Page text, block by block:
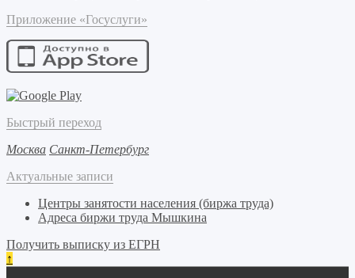
Приложение «Госуслуги»
Быстрый переход
Москва Санкт-Петербург
Актуальные записи
Центры занятости населения (биржа труда)
Адреса биржи труда Мышкина
Получить выписку из ЕГРН
↑